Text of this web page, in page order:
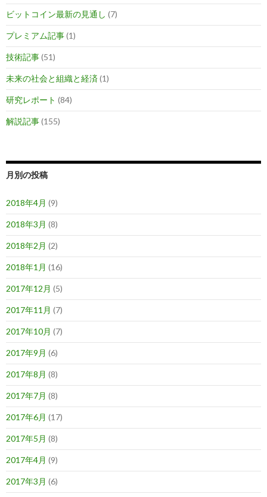
ビットコイン最新の見通し (7)
プレミアム記事(1)
技術記事(51)
未来の社会と組織と経済(1)
研究レポート (84)
解説記事(155)
月別の投稿
2018年4月 (9)
2018年3月 (8)
2018年2月 (2)
2018年1月 (16)
2017年12月 (5)
2017年11月 (7)
2017年10月 (7)
2017年9月 (6)
2017年8月 (8)
2017年7月 (8)
2017年6月 (17)
2017年5月 (8)
2017年4月 (9)
2017年3月 (6)